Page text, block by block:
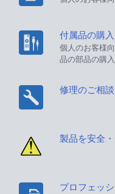
付属品の購入
個人のお客様
品の部品の購
修理のご相談
製品を安全
プロフェッ